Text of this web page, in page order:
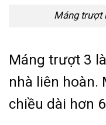
Máng trượt
Máng trượt 3
nhà liên hoàn.
chiều dài hơn